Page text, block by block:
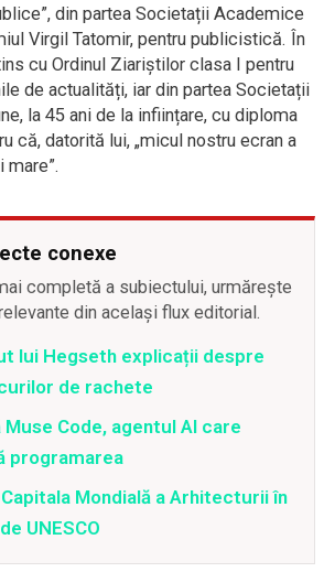
din partea Societații Academice
Virgil Tatomir, pentru publicistică. În
cu Ordinul Ziariștilor clasa I pentru
de actualități, iar din partea Societații
la 45 ani de la inființare, cu diploma
că, datorită lui, „micul nostru ecran a
conexe
completă a subiectului, urmărește
din același flux editorial.
lui Hegseth explicații despre
de rachete
Muse Code, agentul AI care
programarea
Mondială a Arhitecturii în
UNESCO